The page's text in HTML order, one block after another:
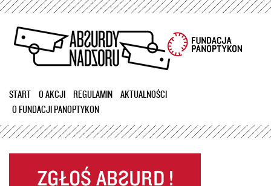
Przejdź
treści
START O AKCJI REGULAMIN
AKTUALNOŚCI
O FUNDACJI PANOPTYKON